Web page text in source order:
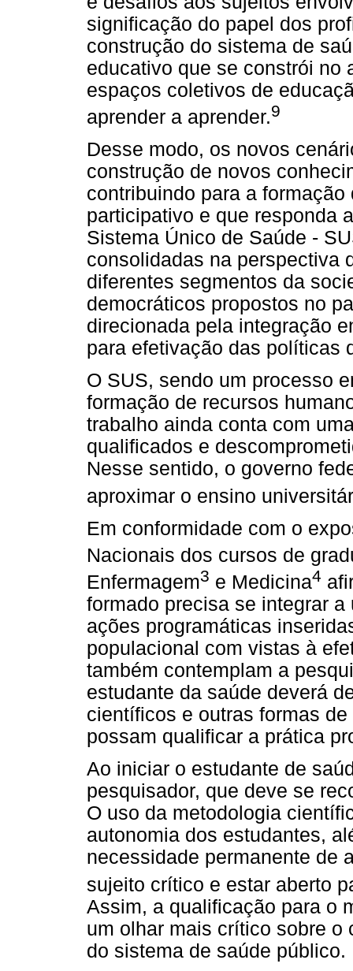
significação do papel dos
construção do sistema de
educativo que se constrói no
espaços coletivos de
aprender a aprender.9
Desse modo, os novos
construção de novos
contribuindo para a
participativo e que responda
Sistema Único de Saúde -
consolidadas na perspectiva
diferentes segmentos da
democráticos propostos no
direcionada pela integração
para efetivação das políticas
O SUS, sendo um processo
formação de recursos
trabalho ainda conta com
qualificados e
Nesse sentido, o governo
aproximar o ensino
Em conformidade com o
Nacionais dos cursos de
Enfermagem3 e Medicina4
formado precisa se integrar
ações programáticas
populacional com vistas à
também contemplam a
estudante da saúde deverá
científicos e outras formas
possam qualificar a prática
Ao iniciar o estudante de
pesquisador, que deve se
O uso da metodologia
autonomia dos estudantes,
necessidade permanente de
sujeito crítico e estar aberto
Assim, a qualificação para o
um olhar mais crítico sobre o
do sistema de saúde público.